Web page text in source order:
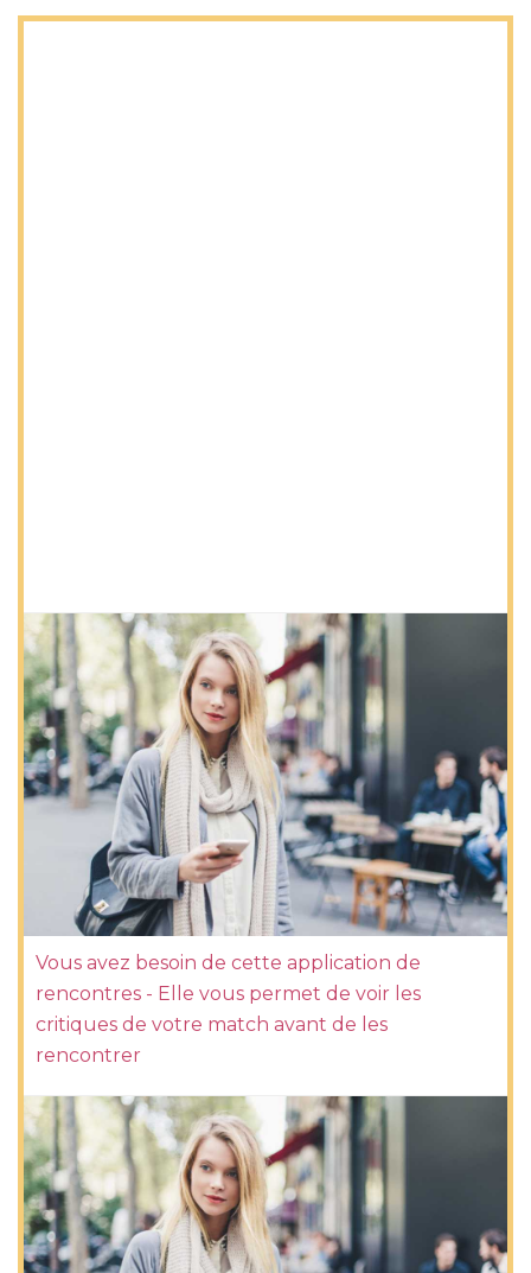
Vous avez besoin de cette application de
rencontres - Elle vous permet de voir les
critiques de votre match avant de les
rencontrer